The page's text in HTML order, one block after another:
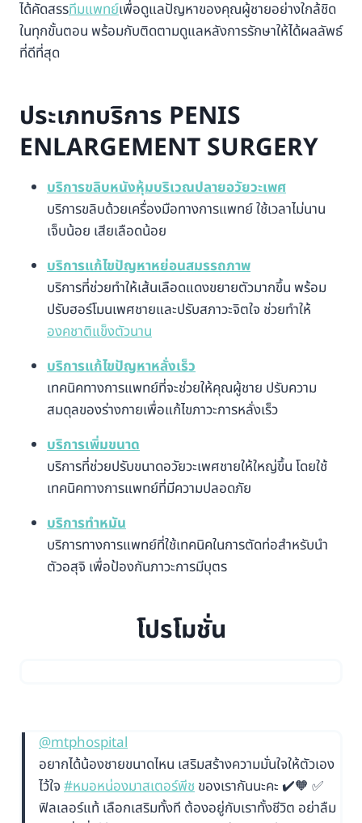
ได้คัดสรรทีมแพทย์เพื่อดูแลปัญหาของคุณผู้ชายอย่างใกล้ชิด
ในทุกขั้นตอน พร้อมกับติดตามดูแลหลังการรักษาให้ได้ผลลัพธ์
ที่ดีที่สุด
ประเภทบริการ PENIS
ENLARGEMENT SURGERY
บริการขลิบหนังหุ้มบริเวณปลายอวัยวะเพศ
บริการขลิบด้วยเครื่องมือทางการแพทย์ ใช้เวลาไม่นาน
เจ็บน้อย เสียเลือดน้อย
บริการแก้ไขปัญหาหย่อนสมรรถภาพ
บริการที่ช่วยทำให้เส้นเลือดแดงขยายตัวมากขึ้น พร้อม
ปรับฮอร์โมนเพศชายและปรับสภาวะจิตใจ ช่วยทำให้
องคชาติแข็งตัวนาน
บริการแก้ไขปัญหาหลั่งเร็ว
เทคนิคทางการแพทย์ที่จะช่วยให้คุณผู้ชาย ปรับความ
สมดุลของร่างกายเพื่อแก้ไขภาวะการหลั่งเร็ว
บริการเพิ่มขนาด
บริการที่ช่วยปรับขนาดอวัยวะเพศชายให้ใหญ่ขึ้น โดยใช้
เทคนิคทางการแพทย์ที่มีความปลอดภัย
บริการทำหมัน
บริการทางการแพทย์ที่ใช้เทคนิคในการตัดท่อสำหรับนำ
ตัวอสุจิ เพื่อป้องกันภาวะการมีบุตร
โปรโมชั่น
@mtphospital
อยากได้น้องชายขนาดไหน เสริมสร้างความมั่นใจให้ตัวเอง
ไว้ใจ#หมอหน่องมาสเตอร์พีชของเรากันนะคะ ✔️🧡 ✅
ฟิลเลอร์แท้ เลือกเสริมทั้งที ต้องอยู่กับเราทั้งชีวิต อย่าลืม